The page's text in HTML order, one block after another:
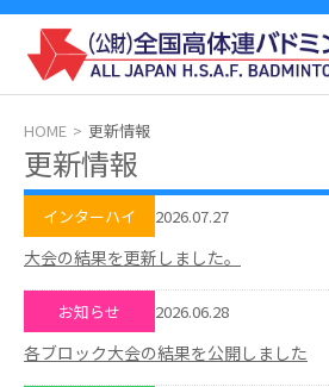
HOME 更新情報
更新情報
インターハイ 2026.07.27
大会の結果を更新しました。
お知らせ 2026.06.28
各ブロック大会の結果を公開しました